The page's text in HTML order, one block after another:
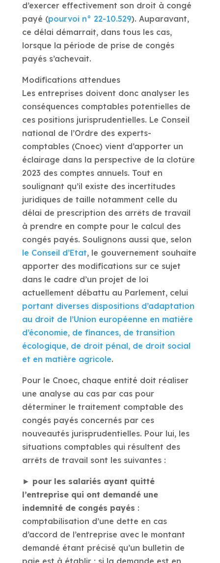
d’exercer effectivement son droit à congé
payé (pourvoi n° 22-10.529). Auparavant,
ce délai démarrait, dans tous les cas,
lorsque la période de prise de congés
payés s’achevait.
Modifications attendues
Les entreprises doivent donc analyser les
conséquences comptables potentielles de
ces positions jurisprudentielles. Le Conseil
national de l’Ordre des experts-
comptables (Cnoec) vient d’apporter un
éclairage dans la perspective de la clotûre
2023 des comptes annuels. Tout en
soulignant qu’il existe des incertitudes
juridiques de taille notamment celle du
délai de prescription des arrêts de travail
à prendre en compte pour le calcul des
congés payés. Soulignons aussi que, selon
le Conseil d’Etat, le gouvernement souhaite
apporter des modifications sur ce sujet
dans le cadre d’un projet de loi
actuellement débattu au Parlement, celui
portant diverses dispositions d’adaptation
au droit de l’Union européenne en matière
d’économie, de finances, de transition
écologique, de droit pénal, de droit social
et en matière agricole.
Pour le Cnoec, chaque entité doit réaliser
une analyse au cas par cas pour
déterminer le traitement comptable des
congés payés concernés par ces
nouveautés jurisprudentielles. Pour lui, les
situations comptables qui résultent des
arrêts de travail sont les suivantes :
► pour les salariés ayant quitté
l’entreprise qui ont demandé une
indemnité de congés payés :
comptabilisation d’une dette en cas
d’accord de l’entreprise avec le montant
demandé étant précisé qu’un bulletin de